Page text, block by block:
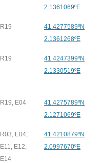
2.1361069ºE
R19
41.4277589ºN
2.1361268ºE
R19
41.4247399ºN
2.1330519ºE
R19, E04
41.4275789ºN
2.1271069ºE
R03, E04,
E11, E12,
E14
41.4210879ºN
2.0997670ºE